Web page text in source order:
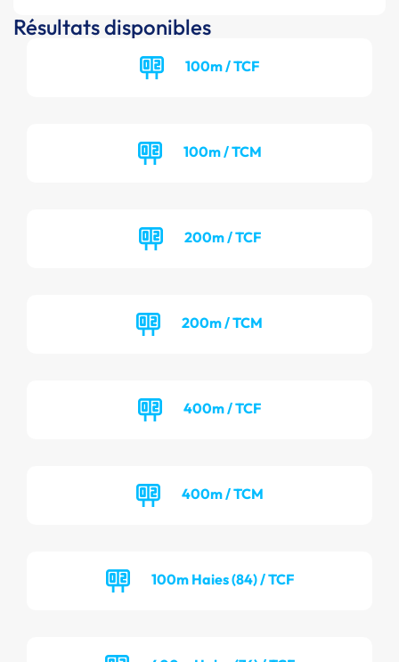
Résultats disponibles
100m / TCF
100m / TCM
200m / TCF
200m / TCM
400m / TCF
400m / TCM
100m Haies (84) / TCF